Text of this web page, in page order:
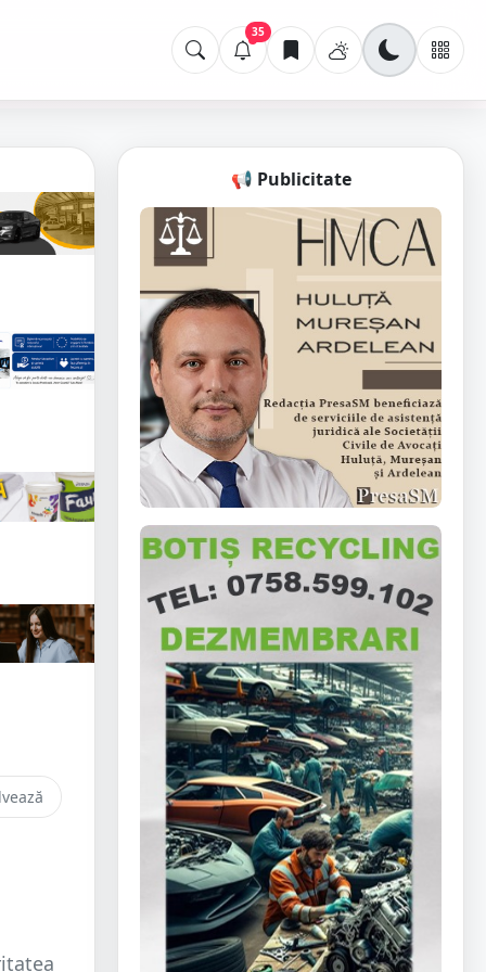
35
📢 Publicitate